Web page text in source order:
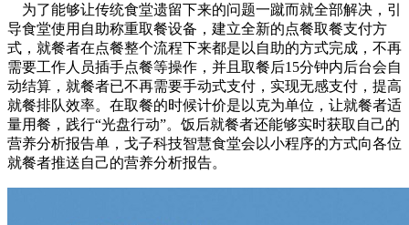
为了能够让传统食堂遗留下来的问题一蹴而就全部解决， 引
导食堂使用自助称重取餐设备，建立全新的点餐取餐支付方
式，就餐者在点餐整个流程下来都是以自助的方式完成，不再
需要工作人员插手点餐等操作，并且取餐后15分钟内后台会自
动结算，就餐者已不再需要手动式支付，实现无感支付，提高
就餐排队效率。在取餐的时候计价是以克为单位，让就餐者适
量用餐，践行“光盘行动”。饭后就餐者还能够实时获取自己的
营养分析报告单，戈子科技智慧食堂会以小程序的方式向各位
就餐者推送自己的营养分析报告。